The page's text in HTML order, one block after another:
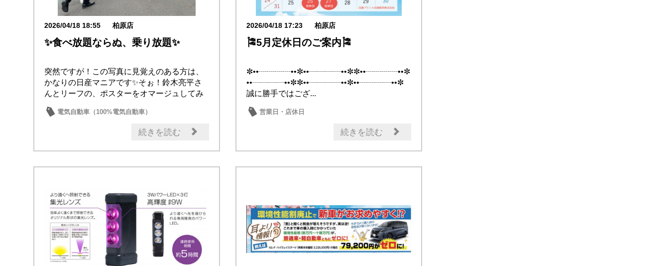
2026/04/18 18:55 柏原店
✨食べ放題ならぬ、乗り放題✨
突然ですが！この写真に見覚えのある方は、
かなりの日産マニアです✨そぉ！鈴木亮平さ
んとリーフの、ポスターをオマージュしてみ
電気自動車（100%電気自動車）
コンパクトカー
続きを読む
2026/04/18 17:23 柏原店
🎏5月定休日のご案内🎏
✼••┈┈┈┈••✼••┈┈┈┈••✼✼••┈┈┈┈••✼
••┈┈┈┈••✼✼••┈┈┈┈••✼••┈┈┈┈••✼
誠に勝手ではござ...
営業日・店休日
続きを読む